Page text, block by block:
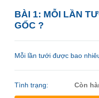
BÀI 1: MỖI LẦN
GỐC ?
Mỗi lần tưới được bao
Tình trạng: Còn